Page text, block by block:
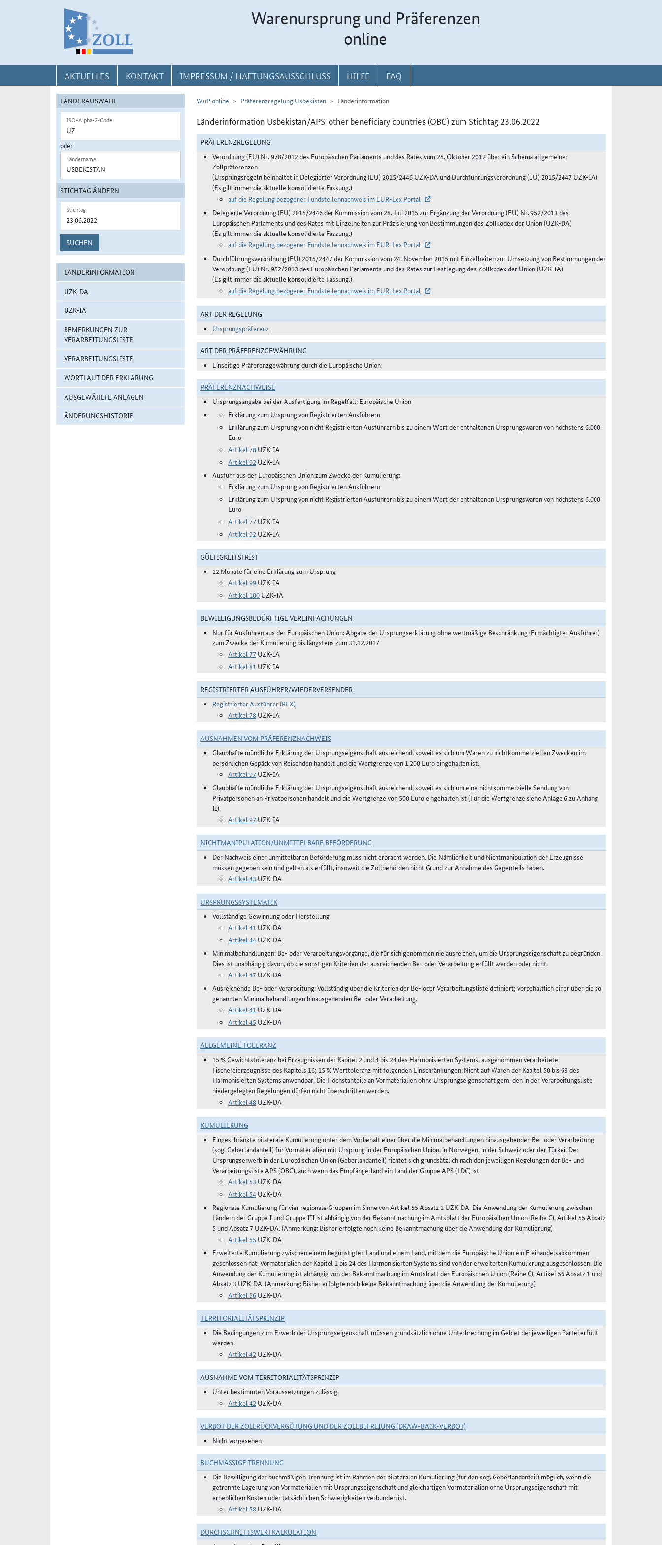
Warenursprung und Präferenzen
online
AKTUELLES KONTAKT IMPRESSUM / HAFTUNGSAUSSCHLUSS HILFE FAQ
LÄNDERAUSWAHL
ISO-Alpha-2-Code
oder
Ländername
STICHTAG ÄNDERN
Stichtag
SUCHEN
LÄNDERINFORMATION
UZK-DA
UZK-IA
BEMERKUNGEN ZUR
VERARBEITUNGSLISTE
VERARBEITUNGSLISTE
WORTLAUT DER ERKLÄRUNG
AUSGEWÄHLTE ANLAGEN
ÄNDERUNGSHISTORIE
WuP online Präferenzregelung Usbekistan Länderinformation
Länderinformation Usbekistan/APS-other beneficiary countries (OBC) zum Stichtag 23.06.2022
PRÄFERENZREGELUNG
Verordnung (EU) Nr. 978/2012 des Europäischen Parlaments und des Rates vom 25. Oktober 2012 über ein Schema allgemeiner
Zollpräferenzen
(Ursprungsregeln beinhaltet in Delegierter Verordnung (EU) 2015/2446 UZK-DA und Durchführungsverordnung (EU) 2015/2447 UZK-IA)
(Es gilt immer die aktuelle konsolidierte Fassung.)
auf die Regelung bezogener Fundstellennachweis im EUR-Lex Portal
Delegierte Verordnung (EU) 2015/2446 der Kommission vom 28. Juli 2015 zur Ergänzung der Verordnung (EU) Nr. 952/2013 des
Europäischen Parlaments und des Rates mit Einzelheiten zur Präzisierung von Bestimmungen des Zollkodex der Union (UZK-DA)
(Es gilt immer die aktuelle konsolidierte Fassung.)
auf die Regelung bezogener Fundstellennachweis im EUR-Lex Portal
Durchführungsverordnung (EU) 2015/2447 der Kommission vom 24. November 2015 mit Einzelheiten zur Umsetzung von Bestimmungen der
Verordnung (EU) Nr. 952/2013 des Europäischen Parlaments und des Rates zur Festlegung des Zollkodex der Union (UZK-IA)
(Es gilt immer die aktuelle konsolidierte Fassung.)
auf die Regelung bezogener Fundstellennachweis im EUR-Lex Portal
ART DER REGELUNG
Ursprungspräferenz
ART DER PRÄFERENZGEWÄHRUNG
Einseitige Präferenzgewährung durch die Europäische Union
PRÄFERENZNACHWEISE
Ursprungsangabe bei der Ausfertigung im Regelfall: Europäische Union
Erklärung zum Ursprung von Registrierten Ausführern
Erklärung zum Ursprung von nicht Registrierten Ausführern bis zu einem Wert der enthaltenen Ursprungswaren von höchstens 6.000
Euro
Artikel 78 UZK-IA
Artikel 92 UZK-IA
Ausfuhr aus der Europäischen Union zum Zwecke der Kumulierung:
Erklärung zum Ursprung von Registrierten Ausführern
Erklärung zum Ursprung von nicht Registrierten Ausführern bis zu einem Wert der enthaltenen Ursprungswaren von höchstens 6.000
Euro
Artikel 77 UZK-IA
Artikel 92 UZK-IA
GÜLTIGKEITSFRIST
12 Monate für eine Erklärung zum Ursprung
Artikel 99 UZK-IA
Artikel 100 UZK-IA
BEWILLIGUNGSBEDÜRFTIGE VEREINFACHUNGEN
Nur für Ausfuhren aus der Europäischen Union: Abgabe der Ursprungserklärung ohne wertmäßige Beschränkung (Ermächtigter Ausführer)
zum Zwecke der Kumulierung bis längstens zum 31.12.2017
Artikel 77 UZK-IA
Artikel 81 UZK-IA
REGISTRIERTER AUSFÜHRER/WIEDERVERSENDER
Registrierter Ausführer (REX)
Artikel 78 UZK-IA
AUSNAHMEN VOM PRÄFERENZNACHWEIS
Glaubhafte mündliche Erklärung der Ursprungseigenschaft ausreichend, soweit es sich um Waren zu nichtkommerziellen Zwecken im
persönlichen Gepäck von Reisenden handelt und die Wertgrenze von 1.200 Euro eingehalten ist.
Artikel 97 UZK-IA
Glaubhafte mündliche Erklärung der Ursprungseigenschaft ausreichend, soweit es sich um eine nichtkommerzielle Sendung von
Privatpersonen an Privatpersonen handelt und die Wertgrenze von 500 Euro eingehalten ist (Für die Wertgrenze siehe Anlage 6 zu Anhang
II).
Artikel 97 UZK-IA
NICHTMANIPULATION/UNMITTELBARE BEFÖRDERUNG
Der Nachweis einer unmittelbaren Beförderung muss nicht erbracht werden. Die Nämlichkeit und Nichtmanipulation der Erzeugnisse
müssen gegeben sein und gelten als erfüllt, insoweit die Zollbehörden nicht Grund zur Annahme des Gegenteils haben.
Artikel 43 UZK-DA
URSPRUNGSSYSTEMATIK
Vollständige Gewinnung oder Herstellung
Artikel 41 UZK-DA
Artikel 44 UZK-DA
Minimalbehandlungen: Be- oder Verarbeitungsvorgänge, die für sich genommen nie ausreichen, um die Ursprungseigenschaft zu begründen.
Dies ist unabhängig davon, ob die sonstigen Kriterien der ausreichenden Be- oder Verarbeitung erfüllt werden oder nicht.
Artikel 47 UZK-DA
Ausreichende Be- oder Verarbeitung: Vollständig über die Kriterien der Be- oder Verarbeitungsliste definiert; vorbehaltlich einer über die so
genannten Minimalbehandlungen hinausgehenden Be- oder Verarbeitung.
Artikel 41 UZK-DA
Artikel 45 UZK-DA
ALLGEMEINE TOLERANZ
15 % Gewichtstoleranz bei Erzeugnissen der Kapitel 2 und 4 bis 24 des Harmonisierten Systems, ausgenommen verarbeitete
Fischereierzeugnisse des Kapitels 16; 15 % Werttoleranz mit folgenden Einschränkungen: Nicht auf Waren der Kapitel 50 bis 63 des
Harmonisierten Systems anwendbar. Die Höchstanteile an Vormaterialien ohne Ursprungseigenschaft gem. den in der Verarbeitungsliste
niedergelegten Regelungen dürfen nicht überschritten werden.
Artikel 48 UZK-DA
KUMULIERUNG
Eingeschränkte bilaterale Kumulierung unter dem Vorbehalt einer über die Minimalbehandlungen hinausgehenden Be- oder Verarbeitung
(sog. Geberlandanteil) für Vormaterialien mit Ursprung in der Europäischen Union, in Norwegen, in der Schweiz oder der Türkei. Der
Ursprungserwerb in der Europäischen Union (Geberlandanteil) richtet sich grundsätzlich nach den jeweiligen Regelungen der Be- und
Verarbeitungsliste APS (OBC), auch wenn das Empfängerland ein Land der Gruppe APS (LDC) ist.
Artikel 53 UZK-DA
Artikel 54 UZK-DA
Regionale Kumulierung für vier regionale Gruppen im Sinne von Artikel 55 Absatz 1 UZK-DA. Die Anwendung der Kumulierung zwischen
Ländern der Gruppe I und Gruppe III ist abhängig von der Bekanntmachung im Amtsblatt der Europäischen Union (Reihe C), Artikel 55 Absatz
5 und Absatz 7 UZK-DA. (Anmerkung: Bisher erfolgte noch keine Bekanntmachung über die Anwendung der Kumulierung)
Artikel 55 UZK-DA
Erweiterte Kumulierung zwischen einem begünstigten Land und einem Land, mit dem die Europäische Union ein Freihandelsabkommen
geschlossen hat. Vormaterialien der Kapitel 1 bis 24 des Harmonisierten Systems sind von der erweiterten Kumulierung ausgeschlossen. Die
Anwendung der Kumulierung ist abhängig von der Bekanntmachung im Amtsblatt der Europäischen Union (Reihe C), Artikel 56 Absatz 1 und
Absatz 3 UZK-DA. (Anmerkung: Bisher erfolgte noch keine Bekanntmachung über die Anwendung der Kumulierung)
Artikel 56 UZK-DA
TERRITORIALITÄTSPRINZIP
Die Bedingungen zum Erwerb der Ursprungseigenschaft müssen grundsätzlich ohne Unterbrechung im Gebiet der jeweiligen Partei erfüllt
werden.
Artikel 42 UZK-DA
AUSNAHME VOM TERRITORIALITÄTSPRINZIP
Unter bestimmten Voraussetzungen zulässig.
Artikel 42 UZK-DA
VERBOT DER ZOLLRÜCKVERGÜTUNG UND DER ZOLLBEFREIUNG (DRAW-BACK-VERBOT)
Nicht vorgesehen
BUCHMÄSSIGE TRENNUNG
Die Bewilligung der buchmäßigen Trennung ist im Rahmen der bilateralen Kumulierung (für den sog. Geberlandanteil) möglich, wenn die
getrennte Lagerung von Vormaterialien mit Ursprungseigenschaft und gleichartigen Vormaterialien ohne Ursprungseigenschaft mit
erheblichen Kosten oder tatsächlichen Schwierigkeiten verbunden ist.
Artikel 58 UZK-DA
DURCHSCHNITTSWERTKALKULATION